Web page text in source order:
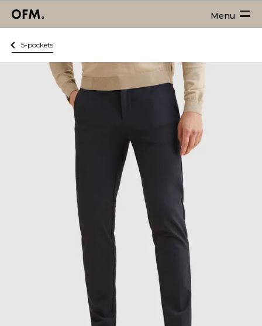
Menu
5-pockets